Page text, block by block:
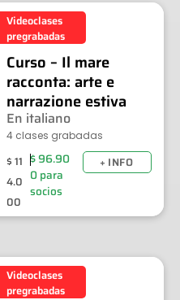
Videoclases
pregrabadas
Curso – Il mare
racconta: arte e
narrazione estiva
En italiano
4 clases grabadas
$11
4.0
00
$96.90
0para
socios
+ INFO
Videoclases
pregrabadas